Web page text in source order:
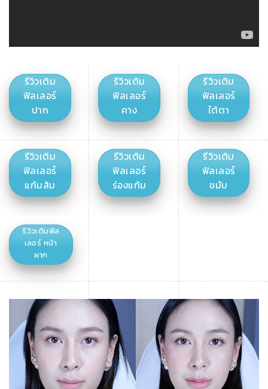
รีวิวเติม
ฟิลเลอร์
ปาก
รีวิวเติม
ฟิลเลอร์
คาง
รีวิวเติม
ฟิลเลอร์
ใต้ตา
รีวิวเติม
ฟิลเลอร์
แก้มส้ม
รีวิวเติม
ฟิลเลอร์
ร่องแก้ม
รีวิวเติม
ฟิลเลอร์
ขมับ
รีวิวเติมฟิล
เลอร์ หน้า
ผาก